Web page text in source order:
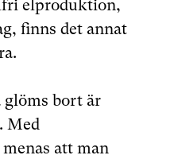
elproduktion,
finns det annat
glöms bort är
. Med
att man